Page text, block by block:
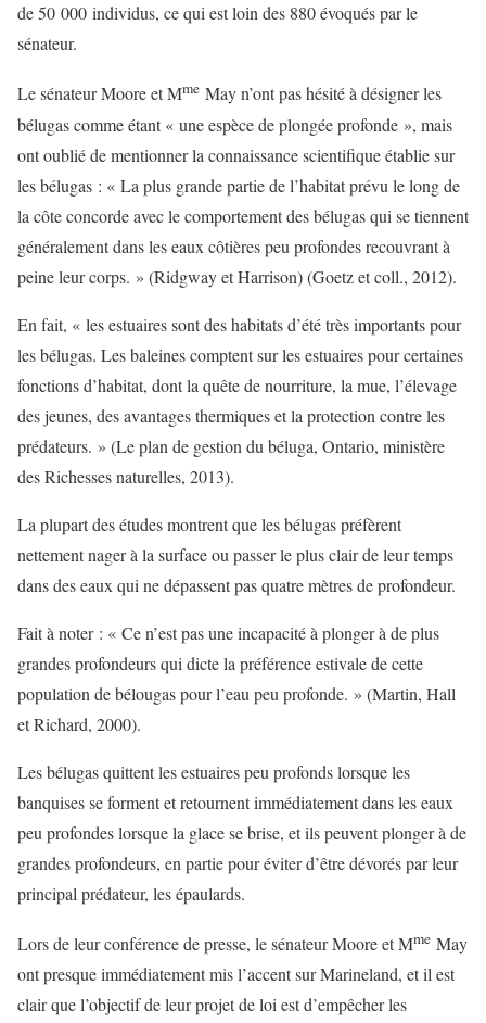
de 50 000 individus, ce qui est loin des 880 évoqués par le
sénateur.
Le sénateur Moore et Mme May n’ont pas hésité à désigner les
bélugas comme étant « une espèce de plongée profonde », mais
ont oublié de mentionner la connaissance scientifique établie sur
les bélugas : « La plus grande partie de l’habitat prévu le long de
la côte concorde avec le comportement des bélugas qui se tiennent
généralement dans les eaux côtières peu profondes recouvrant à
peine leur corps. » (Ridgway et Harrison) (Goetz et coll., 2012).
En fait, « les estuaires sont des habitats d’été très importants pour
les bélugas. Les baleines comptent sur les estuaires pour certaines
fonctions d’habitat, dont la quête de nourriture, la mue, l’élevage
des jeunes, des avantages thermiques et la protection contre les
prédateurs. » (Le plan de gestion du béluga, Ontario, ministère
des Richesses naturelles, 2013).
La plupart des études montrent que les bélugas préfèrent
nettement nager à la surface ou passer le plus clair de leur temps
dans des eaux qui ne dépassent pas quatre mètres de profondeur.
Fait à noter : « Ce n’est pas une incapacité à plonger à de plus
grandes profondeurs qui dicte la préférence estivale de cette
population de bélougas pour l’eau peu profonde. » (Martin, Hall
et Richard, 2000).
Les bélugas quittent les estuaires peu profonds lorsque les
banquises se forment et retournent immédiatement dans les eaux
peu profondes lorsque la glace se brise, et ils peuvent plonger à de
grandes profondeurs, en partie pour éviter d’être dévorés par leur
principal prédateur, les épaulards.
Lors de leur conférence de presse, le sénateur Moore et Mme May
ont presque immédiatement mis l’accent sur Marineland, et il est
clair que l’objectif de leur projet de loi est d’empêcher les